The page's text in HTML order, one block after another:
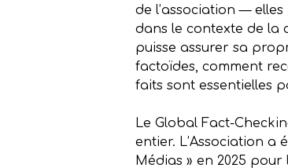
de l’association —
dans le contexte de la
puisse assurer sa
factoïdes, comment
faits sont essentielles
Le Global Fact-
entier. L’Association a
Médias » en 2025